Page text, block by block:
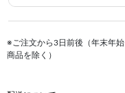
※ご注文から3日前後（年末年
商品を除く）